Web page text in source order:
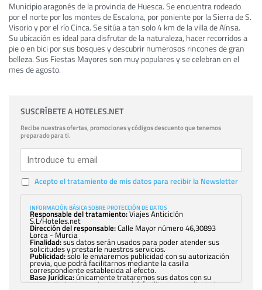
Municipio aragonés de la provincia de Huesca. Se encuentra rodeado
por el norte por los montes de Escalona, por poniente por la Sierra de S.
Visorio y por el río Cinca. Se sitúa a tan solo 4 km de la villa de Aínsa.
Su ubicación es ideal para disfrutar de la naturaleza, hacer recorridos a
pie o en bici por sus bosques y descubrir numerosos rincones de gran
belleza. Sus Fiestas Mayores son muy populares y se celebran en el
mes de agosto.
SUSCRÍBETE A HOTELES.NET
Recibe nuestras ofertas, promociones y códigos descuento que tenemos
preparado para ti.
Acepto el tratamiento de mis datos para recibir la Newsletter
INFORMACIÓN BÁSICA SOBRE PROTECCIÓN DE DATOS
Responsable del tratamiento:Viajes Anticiclón
S.L/Hoteles.net
Dirección del responsable:Calle Mayor número 46,30893
Lorca - Murcia
Finalidad:sus datos serán usados para poder atender sus
solicitudes y prestarle nuestros servicios.
Publicidad:solo le enviaremos publicidad con su autorización
previa, que podrá facilitarnos mediante la casilla
correspondiente establecida al efecto.
Base Jurídica:únicamente trataremos sus datos con su
consentimiento previo, que podrá facilitarnos mediante la